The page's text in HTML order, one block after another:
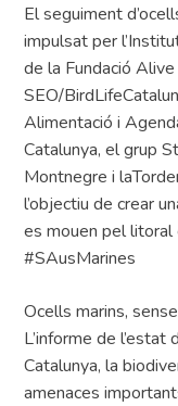
El seguiment
impulsat per
de la Fundació Alive
SEO/
Alimentació i
Catalunya, el grup
Montnegre i
l’objectiu de crear
es mouen pel litoral
#SAusMarines
Ocells marins,
L’informe de
Catalunya, la
amenaces